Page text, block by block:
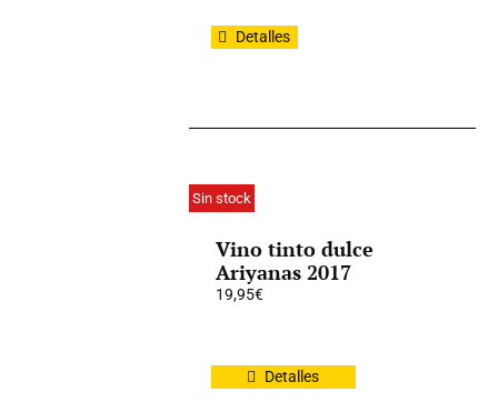
Detalles
Sin stock
Vino tinto dulce
Ariyanas 2017
19,95€
Detalles